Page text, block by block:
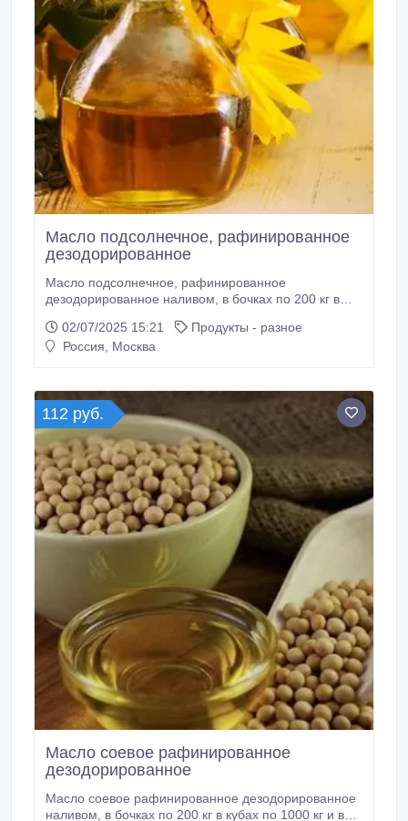
Масло подсолнечное, рафинированное
дезодорированное
Масло подсолнечное, рафинированное
дезодорированное наливом, в бочках по 200 кг в
складе в Москве. Предоставляем образцы для
испытаний и технологическую консультацию с
02/07/2025 15:21
Продукты - разное
Россия, Москва
112 руб.
Масло соевое рафинированное
дезодорированное
Масло соевое рафинированное дезодорированное
наливом, в бочках по 200 кг в кубах по 1000 кг и в